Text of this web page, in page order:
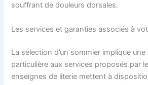
souffrant de douleurs dorsales.
Les services et garanties associés à
La sélection d’un sommier implique
particulière aux services proposés par
enseignes de literie mettent à